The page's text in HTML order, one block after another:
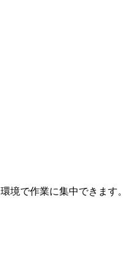
境で作業に集中できます。